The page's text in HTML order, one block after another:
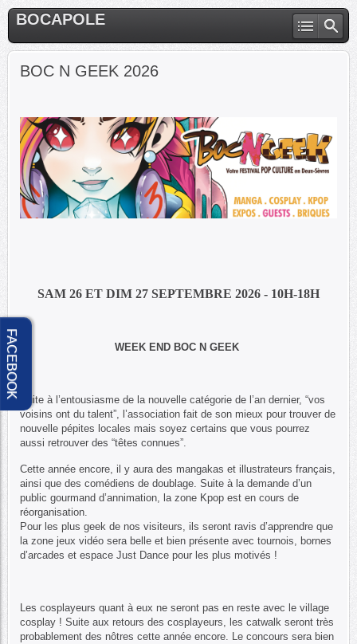
BOCAPOLE
BOC N GEEK 2026
SAM 26 ET DIM 27 SEPTEMBRE 2026 - 10H-18H
WEEK END BOC N GEEK
Suite à l’entousiasme de la nouvelle catégorie de l’an dernier, “vos
voisins ont du talent”, l’association fait de son mieux pour trouver de
nouvelle pépites locales mais soyez certains que vous pourrez
aussi retrouver des “têtes connues”.
Cette année encore, il y aura des mangakas et illustrateurs français,
ainsi que des comédiens de doublage. Suite à la demande d’un
public gourmand d’annimation, la zone Kpop est en cours de
réorganisation.
Pour les plus geek de nos visiteurs, ils seront ravis d’apprendre que
la zone jeux vidéo sera belle et bien présente avec tournois, bornes
d’arcades et espace Just Dance pour les plus motivés !
Les cosplayeurs quant à eux ne seront pas en reste avec le village
cosplay ! Suite aux retours des cosplayeurs, les catwalk seront très
probablement des nôtres cette année encore. Le concours sera bien
FACEBOOK